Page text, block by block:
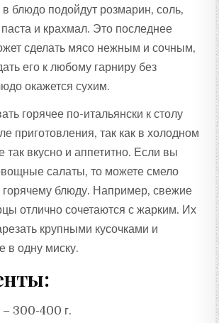
блюдо подойдут розмарин, соль,
и крахмал. Это последнее
сделать мясо нежным и сочным,
его к любому гарниру без
окажется сухим.
горячее по-итальянски к столу
приготовления, так как в холодном
так вкусно и аппетитно. Если вы
салаты, то можете смело
горячему блюду. Например, свежие
отлично сочетаются с жарким. Их
крупными кусочками и
в одну миску.
– 300-400 г.